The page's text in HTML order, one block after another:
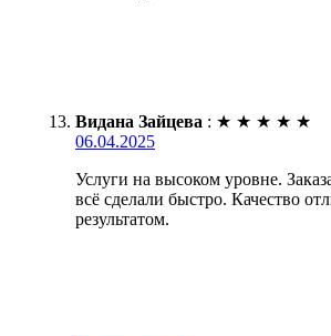
Видана Зайцева : ★ ★ ★ ★ ★
06.04.2025
Услуги на высоком уровне.
всё сделали быстро. Качество
результатом.